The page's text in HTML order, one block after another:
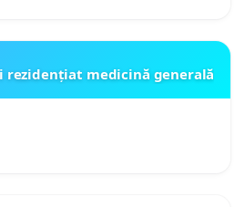
rezidențiat medicină generală